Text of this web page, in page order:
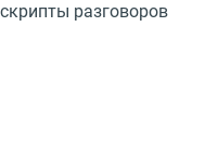
разговоров